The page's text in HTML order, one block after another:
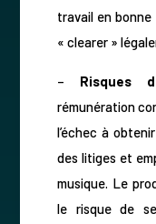
travail en
« clearer »
– Risques
rémunération
l’échec à
des litiges et
musique. Le
le risque de